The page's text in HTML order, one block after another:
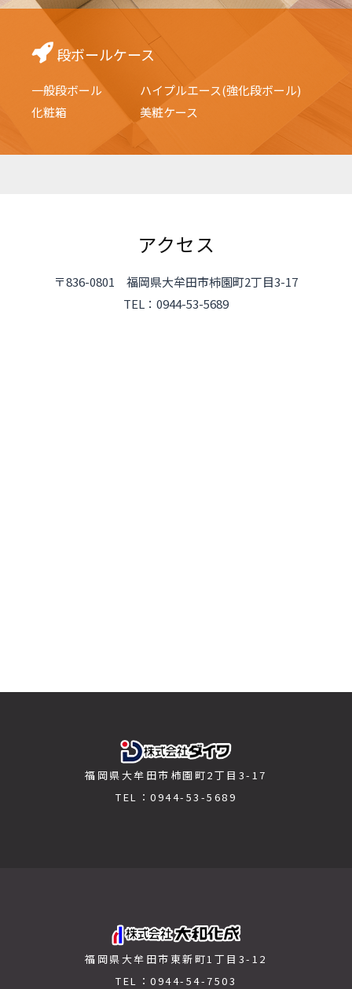
段ボールケース
一般段ボール
ハイプルエース(強化段ボール)
化粧箱
美粧ケース
アクセス
〒836-0801 福岡県大牟田市柿園町2丁目3-17
TEL：0944-53-5689
福岡県大牟田市柿園町2丁目3-17
TEL：0944-53-5689
福岡県大牟田市東新町1丁目3-12
TEL：0944-54-7503